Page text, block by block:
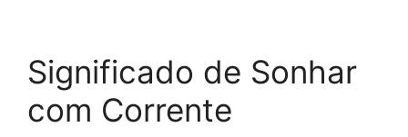
Significado de Sonhar
com Corrente